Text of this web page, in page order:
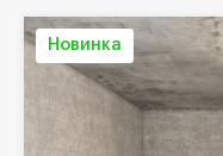
Новинка